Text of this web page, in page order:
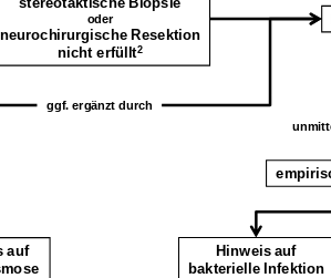
Hinweis auf
Toxoplasmose
oder
neurochirurgische Resektion
nicht erfüllt2
Hinweis auf
bakterielle Infektion
ggf. ergänzt durch